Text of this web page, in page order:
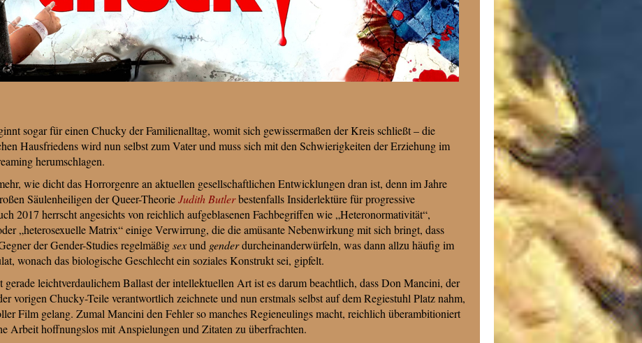
sogar für einen Chucky der Familienalltag, womit sich gewissermaßen der Kreis schließt – die
Hausfriedens wird nun selbst zum Vater und muss sich mit den Schwierigkeiten der Erziehung im
herumschlagen.
wie dicht das Horrorgenre an aktuellen gesellschaftlichen Entwicklungen dran ist, denn im Jahre
Säulenheiligen der Queer-TheorieJudith Butlerbestenfalls Insiderlektüre für progressive
2017 herrscht angesichts von reichlich aufgeblasenen Fachbegriffen wie „Heteronormativität“,
„heterosexuelle Matrix“ einige Verwirrung, die die amüsante Nebenwirkung mit sich bringt, dass
der Gender-Studies regelmäßigsexund genderdurcheinanderwürfeln, was dann allzu häufig im
wonach das biologische Geschlecht ein soziales Konstrukt sei, gipfelt.
leichtverdaulichem Ballast der intellektuellen Art ist es darum beachtlich, dass Don Mancini, der
vorigen Chucky-Teile verantwortlich zeichnete und nun erstmals selbst auf dem Regiestuhl Platz nahm,
Film gelang. Zumal Mancini den Fehler so manches Regieneulings macht, reichlich überambitioniert
Arbeit hoffnungslos mit Anspielungen und Zitaten zu überfrachten.